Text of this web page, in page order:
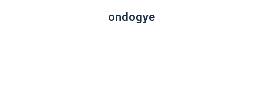
ondogye